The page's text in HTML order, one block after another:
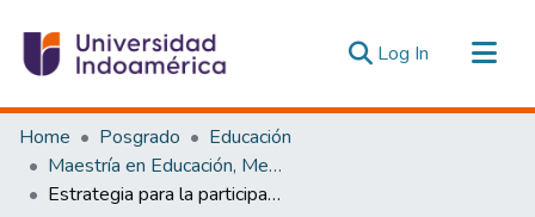
Log In (current)
Communities & Collections
All of DSpace
Statistics
Home Posgrado
Educación
Maestría en Educación, Mención Innovación y Liderazgo Educativo
Estrategia para la participación de los padres en el desarrollo de la lecto-escritura en estudiantes de segundo año de Básica